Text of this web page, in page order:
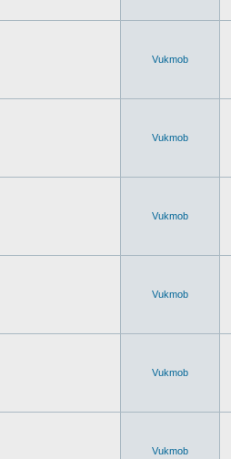
Vukmob
Vukmob
Vukmob
Vukmob
Vukmob
Vukmob